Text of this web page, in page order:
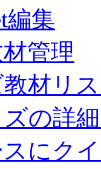
編集
管理
材リ
の詳
スにク